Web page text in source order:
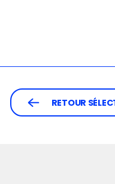
RETOUR